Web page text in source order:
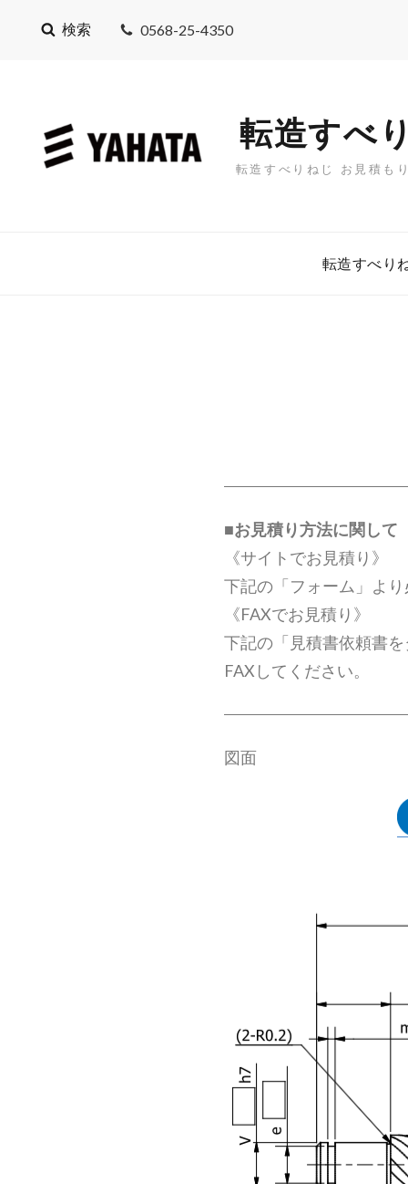
検索 0568-25-4350
転造すべ
転造すべりねじ お見積も
転造すべり
■お見積り方法に関して
《サイトでお見積り》
下記の「フォーム」よ
《FAXでお見積り》
下記の「見積書依頼書
FAXしてください。
図面